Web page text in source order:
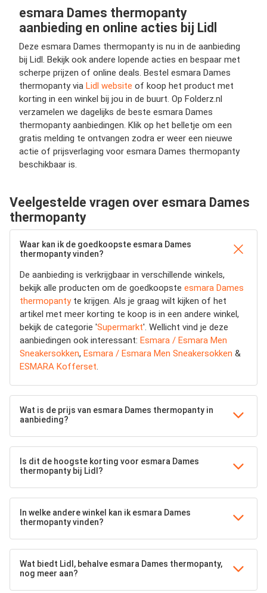
esmara Dames thermopanty
aanbieding en online acties bij Lidl
Deze esmara Dames thermopanty is nu in de aanbieding
bij Lidl. Bekijk ook andere lopende acties en bespaar met
scherpe prijzen of online deals. Bestel esmara Dames
thermopanty via Lidl website of koop het product met
korting in een winkel bij jou in de buurt. Op Folderz.nl
verzamelen we dagelijks de beste esmara Dames
thermopanty aanbiedingen. Klik op het belletje om een
gratis melding te ontvangen zodra er weer een nieuwe
actie of prijsverlaging voor esmara Dames thermopanty
beschikbaar is.
Veelgestelde vragen over esmara Dames
thermopanty
Waar kan ik de goedkoopste esmara Dames
thermopanty vinden?
De aanbieding is verkrijgbaar in verschillende winkels,
bekijk alle producten om de goedkoopste esmara Dames
thermopantyte krijgen. Als je graag wilt kijken of het
artikel met meer korting te koop is in een andere winkel,
bekijk de categorie 'Supermarkt'. Wellicht vind je deze
aanbiedingen ook interessant: Esmara / Esmara Men
Sneakersokken, Esmara / Esmara Men Sneakersokken &
ESMARA Kofferset.
Wat is de prijs van esmara Dames thermopanty in
aanbieding?
Is dit de hoogste korting voor esmara Dames
thermopanty bij Lidl?
In welke andere winkel kan ik esmara Dames
thermopanty vinden?
Wat biedt Lidl, behalve esmara Dames thermopanty,
nog meer aan?